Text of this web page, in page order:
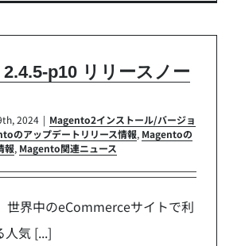
p10 リリースノー
2024 | Magento2インストール/バージョ
のアップデートリリース情報, Magentoの
報, Magento関連ニュース
世界中のeCommerceサイトで利
人気 [...]